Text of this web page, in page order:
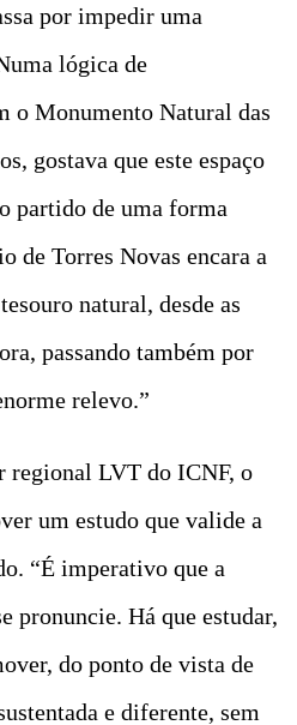
por impedir uma
lógica de
o Monumento Natural das
gostava que este espaço
partido de uma forma
de Torres Novas encara a
natural, desde as
passando também por
relevo.”
regional LVT do ICNF, o
um estudo que valide a
“É imperativo que a
pronuncie. Há que estudar,
do ponto de vista de
e diferente, sem